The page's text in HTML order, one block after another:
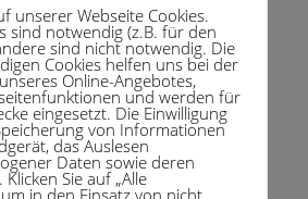
über mich
unserer Webseite Cookies.
sind notwendig (z.B. für den
sind nicht notwendig. Die
Cookies helfen uns bei der
Online-Angebotes,
und werden für
eingesetzt. Die Einwilligung
von Informationen
das Auslesen
Daten sowie deren
Sie auf „Alle
in den Einsatz von nicht